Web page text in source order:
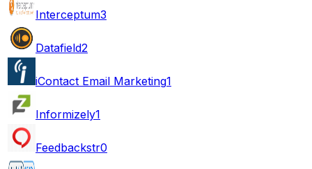
Interceptum3
Datafield2
iContact Email Marketing1
Informizely1
Feedbackstr0